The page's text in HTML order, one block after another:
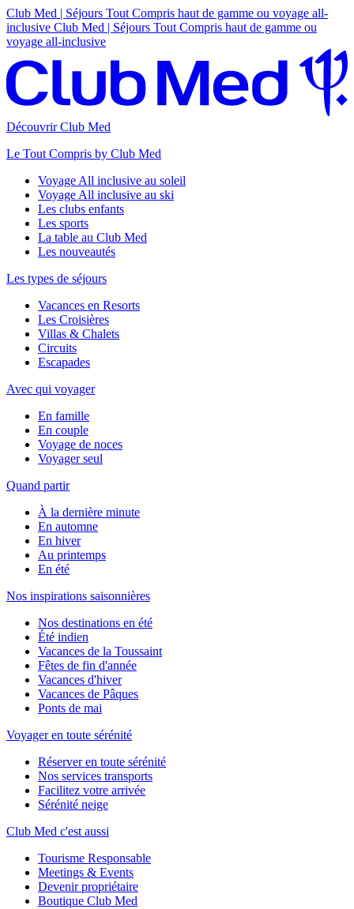
Club Med | Séjours Tout Compris haut de gamme ou voyage all-
inclusive Club Med | Séjours Tout Compris haut de gamme ou
voyage all-inclusive
Découvrir Club Med
Le Tout Compris by Club Med
Voyage All inclusive au soleil
Voyage All inclusive au ski
Les clubs enfants
Les sports
La table au Club Med
Les nouveautés
Les types de séjours
Vacances en Resorts
Les Croisières
Villas & Chalets
Circuits
Escapades
Avec qui voyager
En famille
En couple
Voyage de noces
Voyager seul
Quand partir
À la dernière minute
En automne
En hiver
Au printemps
En été
Nos inspirations saisonnières
Nos destinations en été
Été indien
Vacances de la Toussaint
Fêtes de fin d'année
Vacances d'hiver
Vacances de Pâques
Ponts de mai
Voyager en toute sérénité
Réserver en toute sérénité
Nos services transports
Facilitez votre arrivée
Sérénité neige
Club Med c'est aussi
Tourisme Responsable
Meetings & Events
Devenir propriétaire
Boutique Club Med